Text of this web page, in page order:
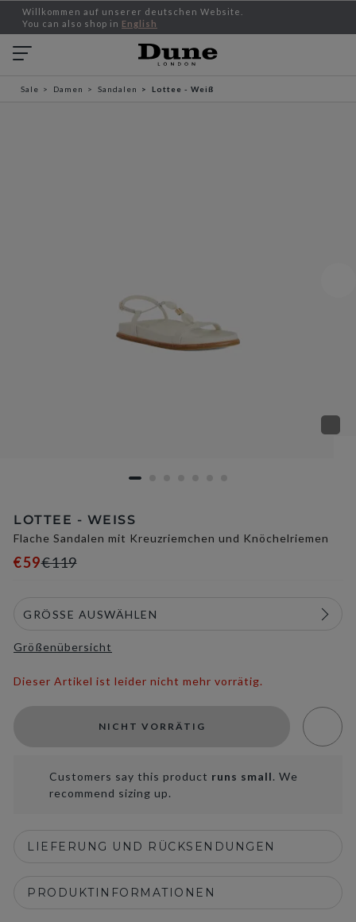
Willkommen auf unserer deutschen Website.
You can also shop in English
Sale Damen Sandalen Lottee - Weiß
LOTTEE - WEISS
Flache Sandalen mit Kreuzriemchen und Knöchelriemen
€59€119
Größenübersicht
Dieser Artikel ist leider nicht mehr vorrätig.
NICHT VORRÄTIG
Customers say this product runs small. We
recommend sizing up.
LIEFERUNG UND RÜCKSENDUNGEN
PRODUKTINFORMATIONEN